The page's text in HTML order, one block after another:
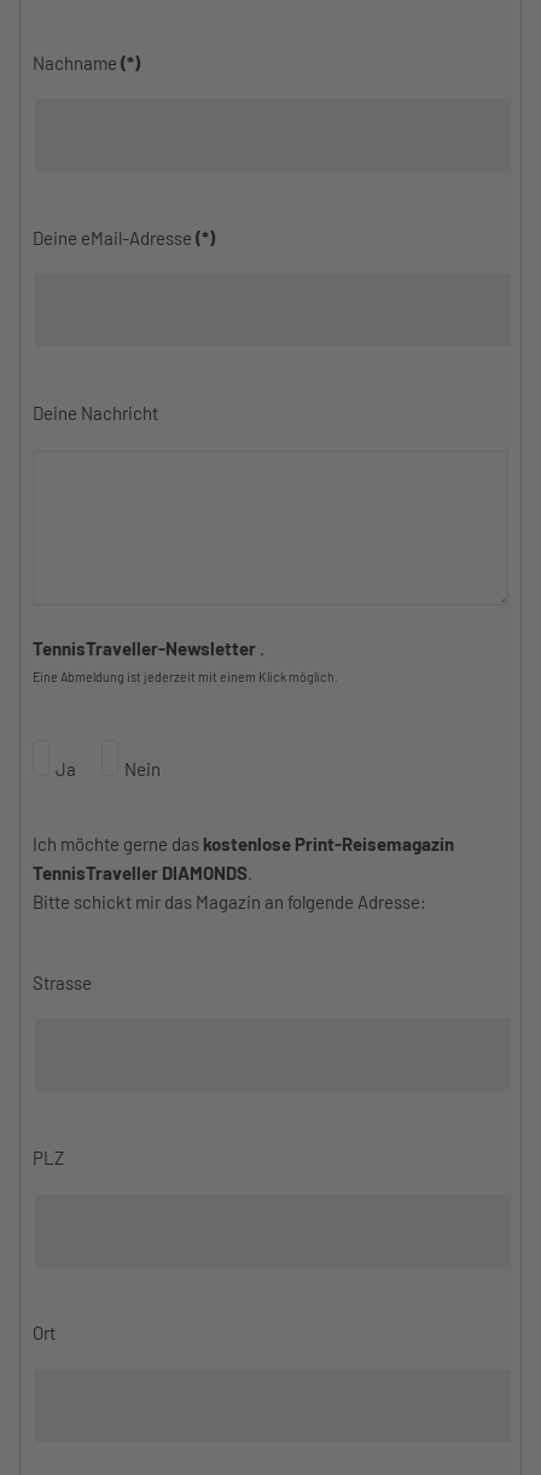
Nachname (*)
Deine eMail-Adresse (*)
Deine Nachricht
TennisTraveller-Newsletter .
Eine Abmeldung ist jederzeit mit einem Klick möglich.
Ja Nein
Ich möchte gerne das kostenlose Print-Reisemagazin
TennisTraveller DIAMONDS.
Bitte schickt mir das Magazin an folgende Adresse:
Strasse
PLZ
Ort